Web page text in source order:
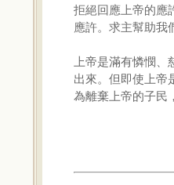
拒絕回應上帝的應
應許。求主幫助我
上帝是滿有憐憫
出來。但即使上帝
為離棄上帝的子民